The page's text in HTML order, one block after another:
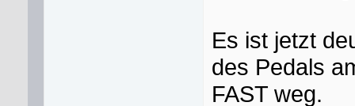
Es ist jetzt
des Pedals
FAST weg.